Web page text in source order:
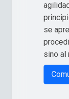
se
sino al